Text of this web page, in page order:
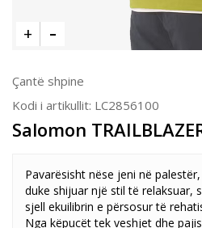
Çantë shpine
Kodi i artikullit: LC2856100
Salomon
Pavarësisht nëse jeni në
duke shijuar një stil të relaksuar,
sjell ekuilibrin e përsosur të
Nga këpucët tek veshjet dhe